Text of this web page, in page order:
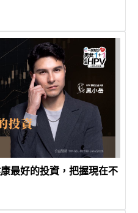
最好的投資，把握現在不